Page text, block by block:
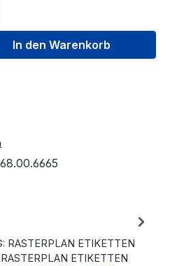
den
In den Warenkorb
RASTERPLAN ETIKETTEN
ETIKETTEN S